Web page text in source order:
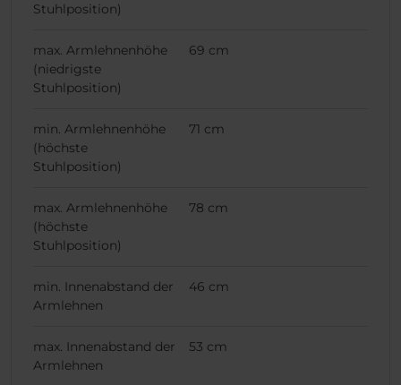
Stuhlposition)
max. Armlehnenhöhe
(niedrigste
Stuhlposition)
69 cm
min. Armlehnenhöhe
(höchste
Stuhlposition)
71 cm
max. Armlehnenhöhe
(höchste
Stuhlposition)
78 cm
min. Innenabstand der
Armlehnen
46 cm
max. Innenabstand der
Armlehnen
53 cm